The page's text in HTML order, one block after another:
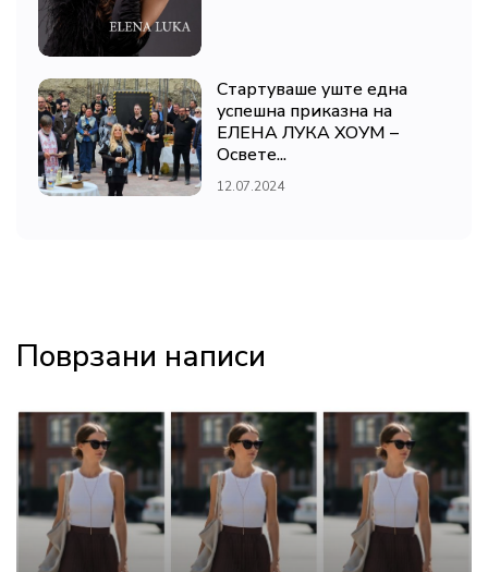
Стартуваше уште една
успешна приказна на
ЕЛЕНА ЛУКА ХОУМ –
Освете...
12.07.2024
Поврзани написи